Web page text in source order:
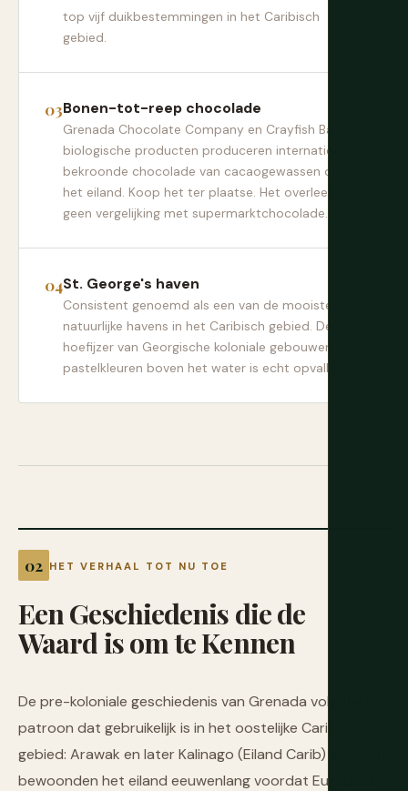
top vijf duikbestemmingen in het Caribisch
gebied.
Bonen-tot-reep chocolade
Grenada Chocolate Company en Crayfish Bay
biologische producten produceren internationaal
bekroonde chocolade van cacaogewassen op
het eiland. Koop het ter plaatse. Het overleeft
geen vergelijking met supermarktchocolade.
St. George's haven
Consistent genoemd als een van de mooiste
natuurlijke havens in het Caribisch gebied. De
hoefijzer van Georgische koloniale gebouwen in
pastelkleuren boven het water is echt opvallend.
HET VERHAAL TOT NU TOE
EenGeschiedenisdiede
Waard isomteKennen
De pre-koloniale geschiedenis van Grenada volgt het
patroon dat gebruikelijk is in het oostelijke Caribisch
gebied: Arawak en later Kalinago (Eiland Carib) volkeren
bewoonden het eiland eeuwenlang voordat Europees